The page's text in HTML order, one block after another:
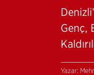
Genç,
Yazar: